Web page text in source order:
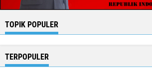
TOPIK POPULER
TERPOPULER